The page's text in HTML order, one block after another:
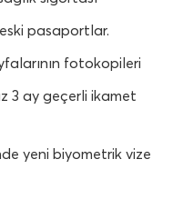
pasaportlar.
fotokopileri
3 ay geçerli ikamet
yeni biyometrik vize